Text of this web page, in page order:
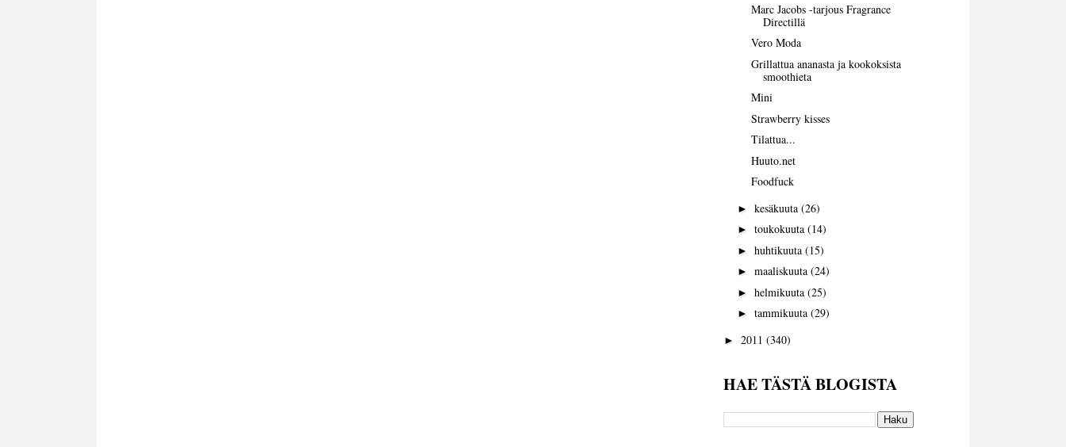
Marc Jacobs -tarjous Fragrance
Directillä
Vero Moda
Grillattua ananasta ja kookoksista
smoothieta
Mini
Strawberry kisses
Tilattua...
Huuto.net
Foodfuck
► kesäkuuta (26)
► toukokuuta (14)
► huhtikuuta (15)
► maaliskuuta (24)
► helmikuuta (25)
► tammikuuta (29)
► 2011 (340)
HAE TÄSTÄ BLOGISTA